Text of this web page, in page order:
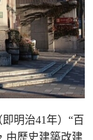
明治41年）“百
由歷史建築改建